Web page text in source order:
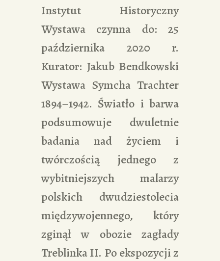
Instytut Historyczny
Wystawa czynna do: 25
października 2020 r.
Kurator: Jakub Bendkowski
Wystawa Symcha Trachter
1894–1942. Światło i barwa
podsumowuje dwuletnie
badania nad życiem i
twórczością jednego z
wybitniejszych malarzy
polskich dwudziestolecia
międzywojennego, który
zginął w obozie zagłady
Treblinka II. Po ekspozycji z